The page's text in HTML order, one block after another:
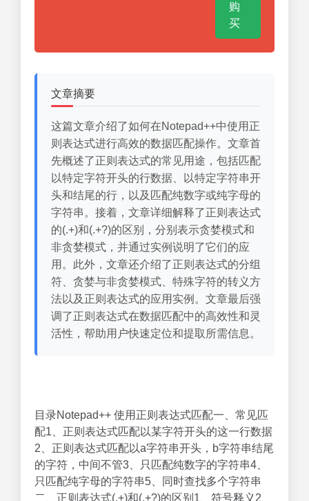
购
买
文章摘要
这篇文章介绍了如何在Notepad++中使用正
则表达式进行高效的数据匹配操作。文章首
先概述了正则表达式的常见用途，包括匹配
以特定字符开头的行数据、以特定字符串开
头和结尾的行，以及匹配纯数字或纯字母的
字符串。接着，文章详细解释了正则表达式
的(.+)和(.+?)的区别，分别表示贪婪模式和
非贪婪模式，并通过实例说明了它们的应
用。此外，文章还介绍了正则表达式的分组
符、贪婪与非贪婪模式、特殊字符的转义方
法以及正则表达式的应用实例。文章最后强
调了正则表达式在数据匹配中的高效性和灵
活性，帮助用户快速定位和提取所需信息。
目录Notepad++ 使用正则表达式匹配一、常见匹
配1、正则表达式匹配以某字符开头的这一行数据
2、正则表达式匹配以a字符串开头，b字符串结尾
的字符，中间不管3、只匹配纯数字的字符串4、
只匹配纯字母的字符串5、同时查找多个字符串
二、正则表达式(.+)和(.+?)的区别1、符号释义2、